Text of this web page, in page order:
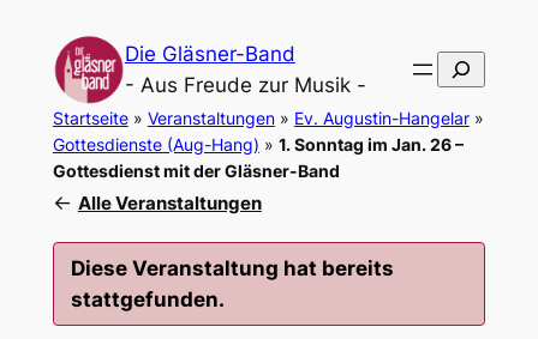
Die Gläsner-Band
- Aus Freude zur Musik -
Suchen
Startseite» Veranstaltungen» Ev. Augustin-Hangelar»
Gottesdienste (Aug-Hang) » 1. Sonn­tag im Jan. 26 –
Got­tes­dienst mit der Gläs­ner-Band
← Alle Veranstaltungen
Diese Veranstaltung hat bereits
stattgefunden.